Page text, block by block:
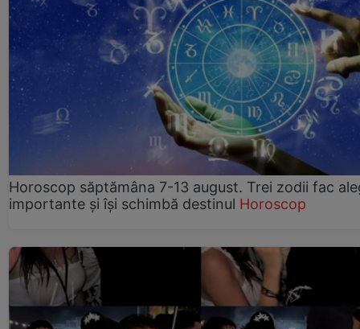
Horoscop săptămâna 7-13 august. Trei zodii fac
importante și își schimbă destinul Horoscop